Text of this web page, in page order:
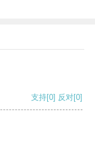
支持[0] 反对[0]